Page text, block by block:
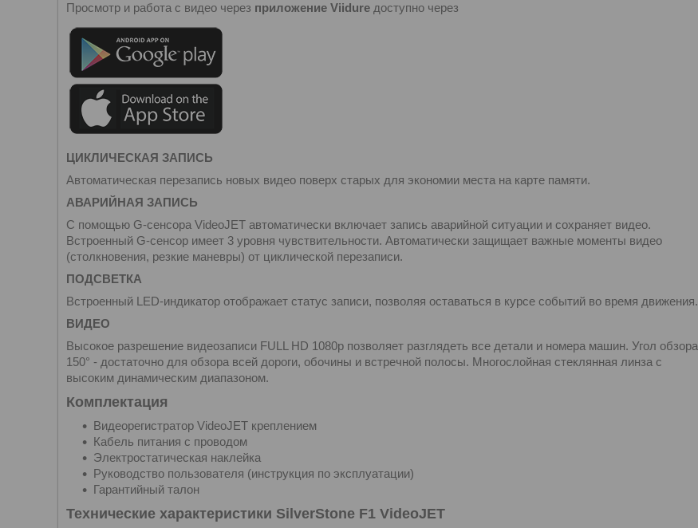
Просмотр и работа с видео через приложение Viidure доступно через
ЦИКЛИЧЕСКАЯ ЗАПИСЬ
Автоматическая перезапись новых видео поверх старых для экономии места на карте памяти.
АВАРИЙНАЯ ЗАПИСЬ
С помощью G-сенсора VideoJET автоматически включает запись аварийной ситуации и сохраняет видео.
Встроенный G-сенсор имеет 3 уровня чувствительности. Автоматически защищает важные моменты видео
(столкновения, резкие маневры) от циклической перезаписи.
ПОДСВЕТКА
Встроенный LED-индикатор отображает статус записи, позволяя оставаться в курсе событий во время движения.
ВИДЕО
Высокое разрешение видеозаписи FULL HD 1080p позволяет разглядеть все детали и номера машин. Угол обзора
150° - достаточно для обзора всей дороги, обочины и встречной полосы. Многослойная стеклянная линза с
высоким динамическим диапазоном.
Комплектация
Видеорегистратор VideoJET креплением
Кабель питания с проводом
Электростатическая наклейка
Руководство пользователя (инструкция по эксплуатации)
Гарантийный талон
Технические характеристики SilverStone F1 VideoJET